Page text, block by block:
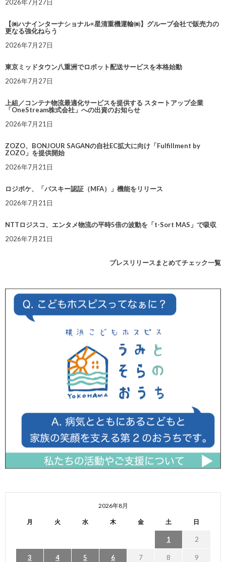
2026年7月27日
【㈱ハナインターナショナル×星清重機運輸㈱】グループ会社で販売力の
更なる強化ねらう
2026年7月27日
東京ミッドタウン八重洲でロボット配送サービスを本格始動
2026年7月27日
上組／コンテナ物流最適化サービスを提供する スタートアップ企業
「OneStream株式会社」への出資のお知らせ
2026年7月21日
ZOZO、BONJOUR SAGANの自社EC拡大に向け「Fulfillment by
ZOZO」を提供開始
2026年7月21日
ロジポケ、「パスキー認証（MFA）」機能をリリース
2026年7月21日
NTTロジスコ、エンタメ物流の平時5倍の波動を「t-Sort MAS」で吸収
2026年7月21日
プレスリリースまとめてチェック一覧
2026年8月
月 火 水 木 金 土 日
1 2
3 4 5 6 7 8 9